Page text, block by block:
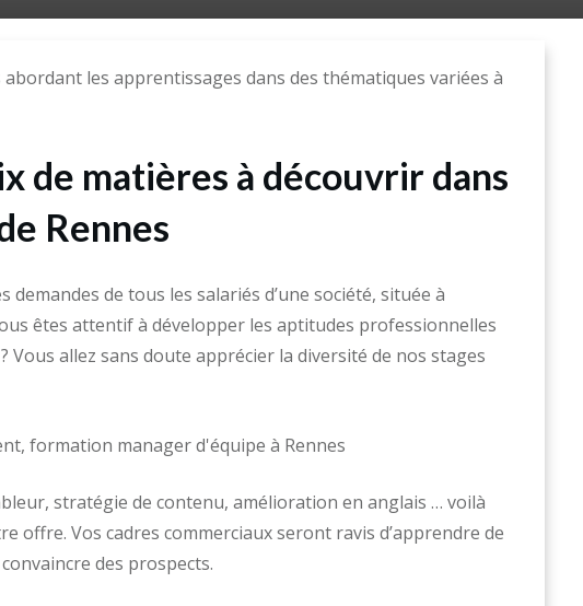
les apprentissages dans des thématiques variées à
de matières à découvrir dans
Rennes
de tous les salariés d’une société, située à
êtes attentif à développer les aptitudes professionnelles
Vous allez sans doute apprécier la diversité de nos stages
stratégie de contenu, amélioration en anglais … voilà
offre. Vos cadres commerciaux seront ravis d’apprendre de
des prospects.